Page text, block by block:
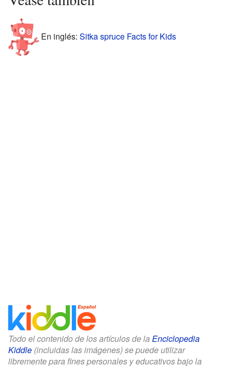
En inglés: Sitka spruce Facts for Kids
Todo el contenido de los artículos de la Enciclopedia
Kiddle (incluidas las imágenes) se puede utilizar
libremente para fines personales y educativos bajo la